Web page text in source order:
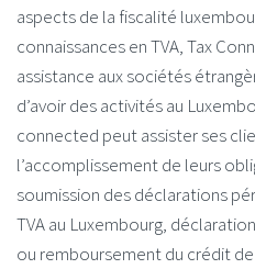
aspects de la fiscalité
connaissances en TVA, Tax
assistance aux sociétés
d’avoir des activités au
connected peut assister ses
l’accomplissement de leurs
soumission des déclarations
TVA au Luxembourg,
ou remboursement du crédit